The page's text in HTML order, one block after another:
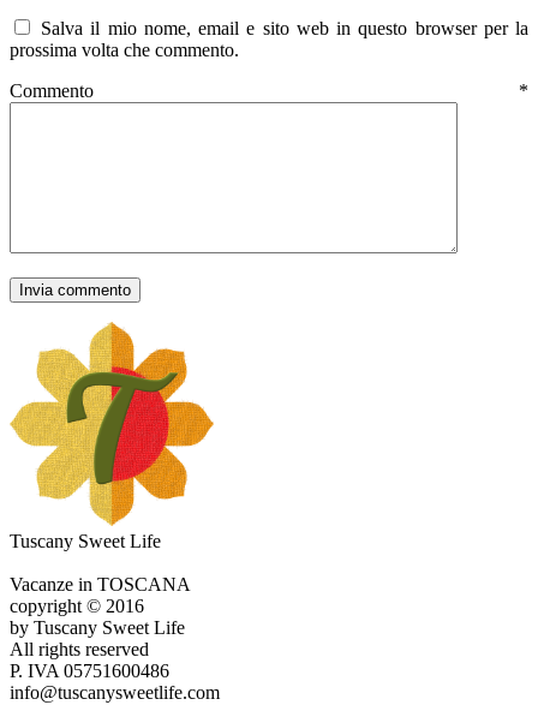
Salva il mio nome, email e sito web in questo browser per la
prossima volta che commento.
Commento *
Tuscany Sweet Life
Vacanze in TOSCANA
copyright © 2016
by Tuscany Sweet Life
All rights reserved
P. IVA 05751600486
info@tuscanysweetlife.com